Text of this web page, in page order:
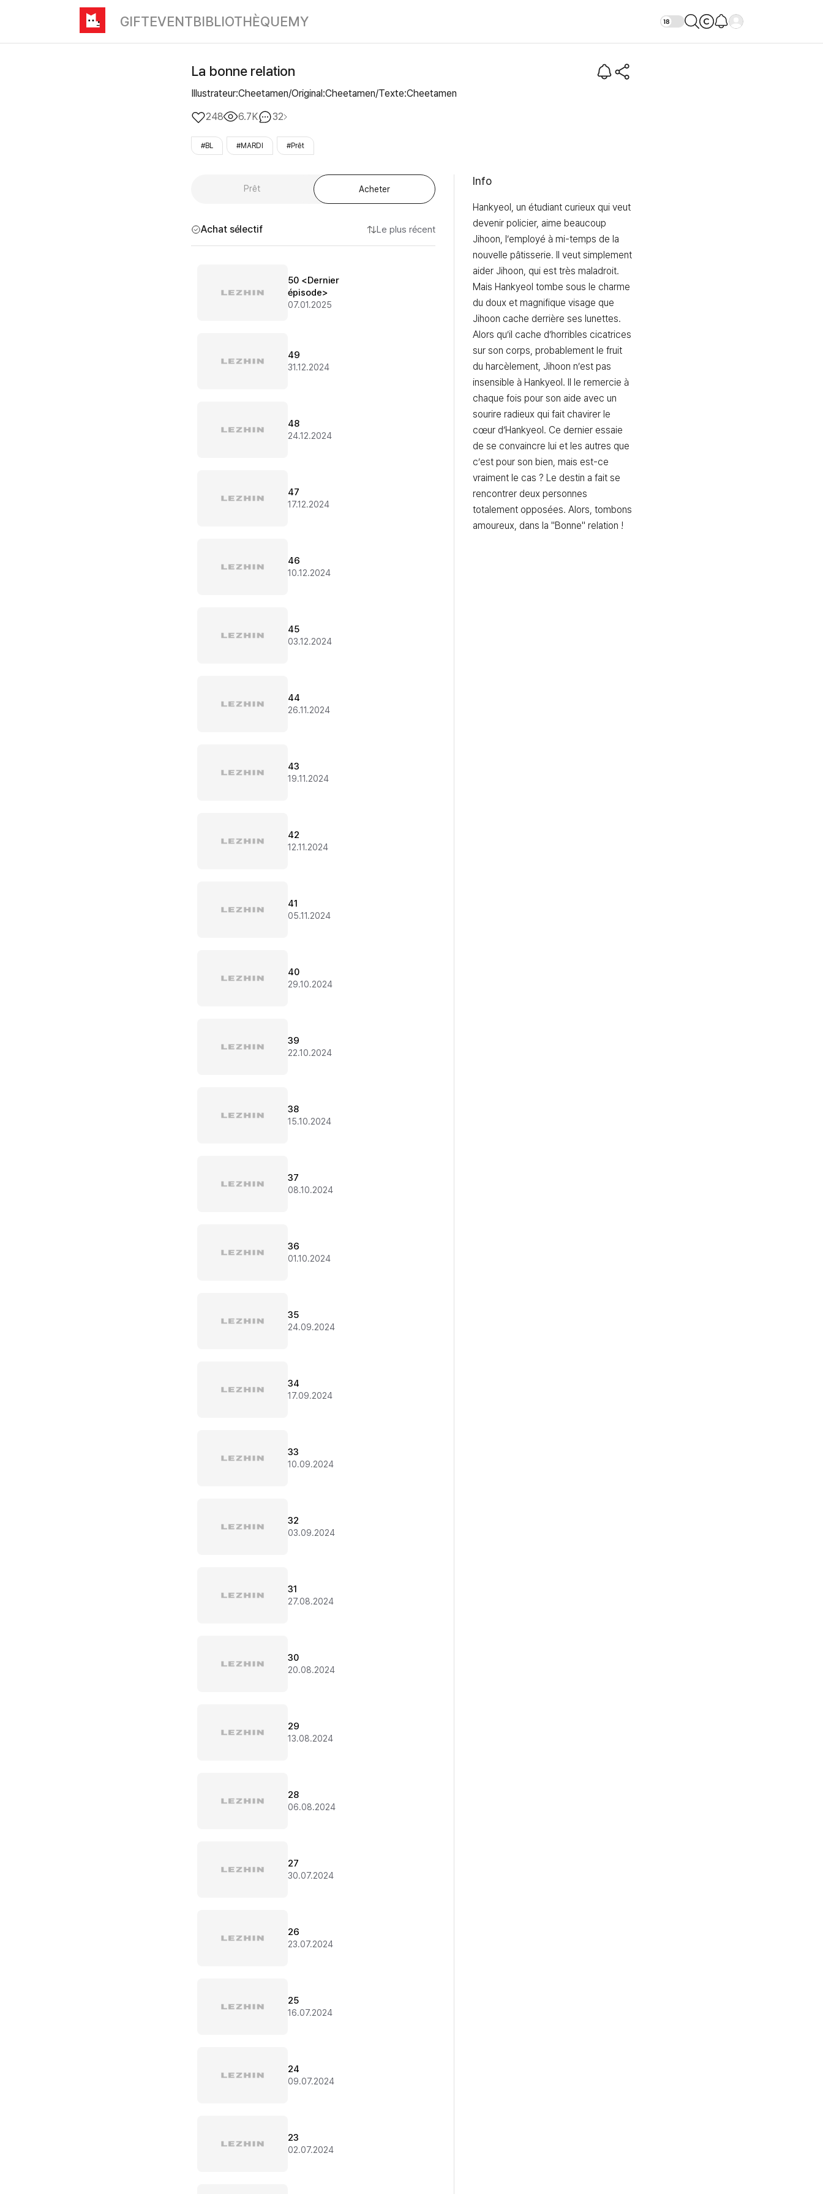
GIFTEVENTBIBLIOTHÈQUEMY
La bonne relation
Illustrateur:Cheetamen/Original:Cheetamen/Texte:Cheetamen
248
6.7K 32
#BL #MARDI #Prêt
Prêt Acheter
Achat sélectif Le plus récent
50 <Dernier
épisode>
07.01.2025
49
31.12.2024
48
24.12.2024
47
17.12.2024
46
10.12.2024
45
03.12.2024
44
26.11.2024
43
19.11.2024
42
12.11.2024
41
05.11.2024
40
29.10.2024
39
22.10.2024
38
15.10.2024
37
08.10.2024
36
01.10.2024
35
24.09.2024
34
17.09.2024
33
10.09.2024
32
03.09.2024
31
27.08.2024
30
20.08.2024
29
13.08.2024
28
06.08.2024
27
30.07.2024
26
23.07.2024
25
16.07.2024
24
09.07.2024
23
02.07.2024
Info
Hankyeol, un étudiant curieux qui veut
devenir policier, aime beaucoup
Jihoon, l’employé à mi-temps de la
nouvelle pâtisserie. Il veut simplement
aider Jihoon, qui est très maladroit.
Mais Hankyeol tombe sous le charme
du doux et magnifique visage que
Jihoon cache derrière ses lunettes.
Alors qu’il cache d’horribles cicatrices
sur son corps, probablement le fruit
du harcèlement, Jihoon n’est pas
insensible à Hankyeol. Il le remercie à
chaque fois pour son aide avec un
sourire radieux qui fait chavirer le
cœur d’Hankyeol. Ce dernier essaie
de se convaincre lui et les autres que
c’est pour son bien, mais est-ce
vraiment le cas ? Le destin a fait se
rencontrer deux personnes
totalement opposées. Alors, tombons
amoureux, dans la "Bonne" relation !